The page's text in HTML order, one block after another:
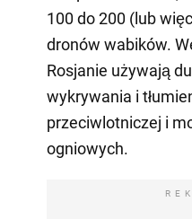
100 do 200 (lub
dronów wabików.
Rosjanie używają
wykrywania i
przeciwlotniczej i
ogniowych.